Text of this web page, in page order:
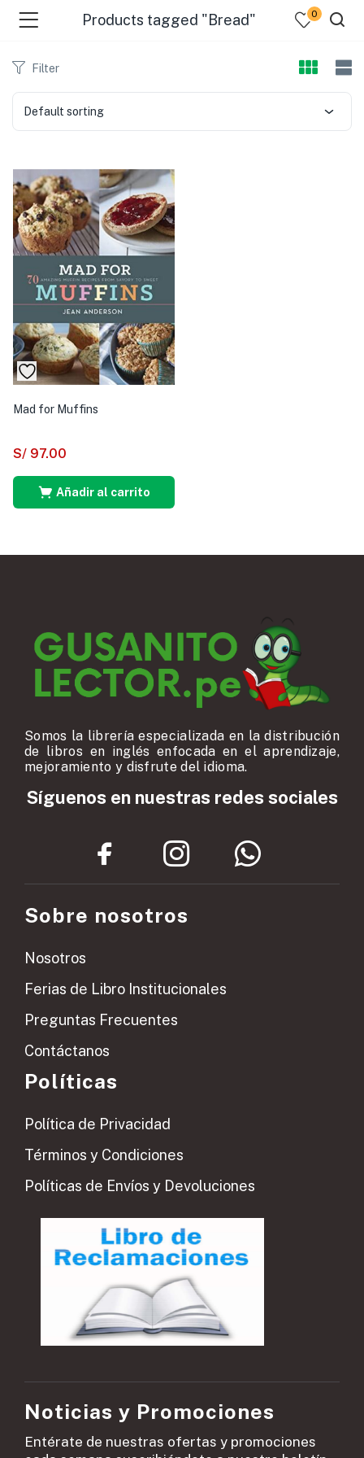
Products tagged "Bread" 0
Filter
Default sorting
Mad for Muffins
S/ 97.00
Añadir al carrito
Somos la librería especializada en la distribución
de libros en inglés enfocada en el aprendizaje,
mejoramiento y disfrute del idioma.
Síguenos en nuestras redes sociales
Sobre nosotros
Nosotros
Ferias de Libro Institucionales
Preguntas Frecuentes
Contáctanos
Políticas
Política de Privacidad
Términos y Condiciones
Políticas de Envíos y Devoluciones
Noticias y Promociones
Entérate de nuestras ofertas y promociones